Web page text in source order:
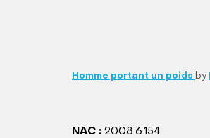
Homme portant un poids by
NAC : 2008.6.154